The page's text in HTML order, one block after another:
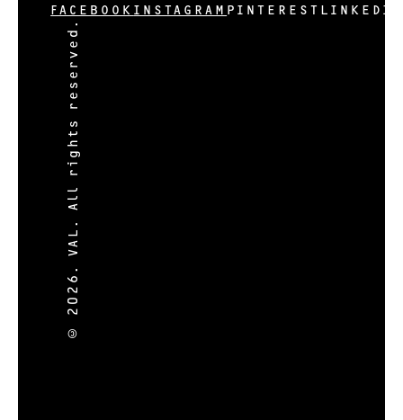
FACEBOOK INSTAGRAM PINTEREST LINKEDIN
© 2026. VAL. All rights reserved.